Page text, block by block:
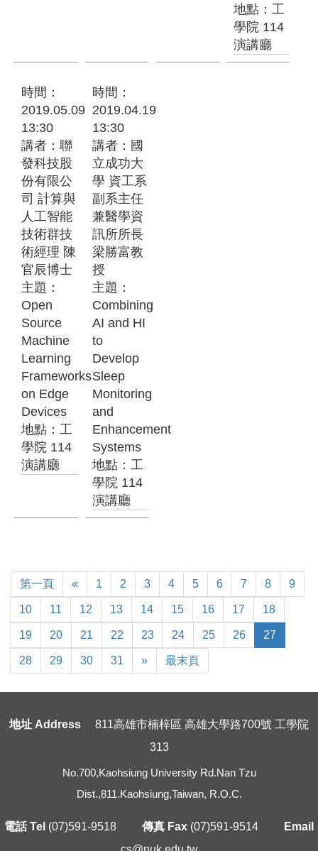
地點：工
學院 114
演講廳
時間：
2019.05.09
13:30
講者：聯
發科技股
份有限公
司 計算與
人工智能
技術群技
術經理 陳
官辰博士
主題：
Open
Source
Machine
Learning
Frameworks
on Edge
Devices
地點：工
學院 114
演講廳
時間：
2019.04.19
13:30
講者：國
立成功大
學 資工系
副系主任
兼醫學資
訊所所長
梁勝富教
授
主題：
Combining
AI and HI
to
Develop
Sleep
Monitoring
and
Enhancement
Systems
地點：工
學院 114
演講廳
第一頁First
Page
« Previous
1 2 3 4 5 6 7 8 9
10 11 12 13 14 15 16 17 18
19 20 21 22 23 24 25 26 27
28 29 30 31 »Next最末頁Last
Page
地址 Address 811高雄市楠梓區 高雄大學路700號 工學院
313
No.700,Kaohsiung University Rd.Nan Tzu
Dist.,811.Kaohsiung,Taiwan, R.O.C.
電話 Tel (07)591-9518 傳真 Fax (07)591-9514
Email